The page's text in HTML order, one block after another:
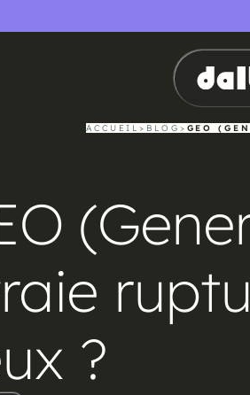
ACCUEIL> BLOG > GEO
?